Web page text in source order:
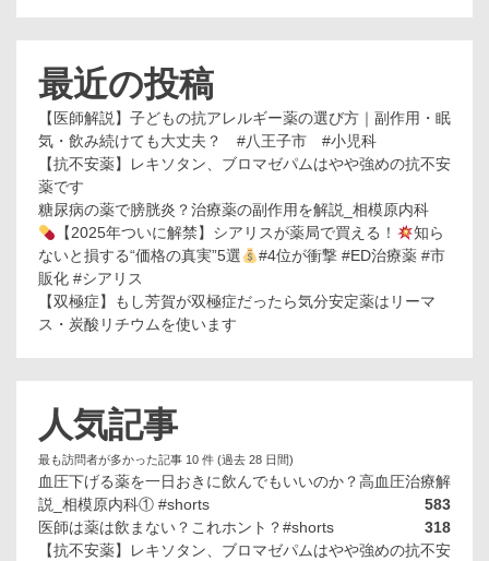
最近の投稿
【医師解説】子どもの抗アレルギー薬の選び方｜副作用・眠
気・飲み続けても大丈夫？ #八王子市 #小児科
【抗不安薬】レキソタン、ブロマゼパムはやや強めの抗不安
薬です
糖尿病の薬で膀胱炎？治療薬の副作用を解説_相模原内科
【2025年ついに解禁】シアリスが薬局で買える！
知ら
ないと損する“価格の真実”5選
#4位が衝撃 #ED治療薬 #市
販化 #シアリス
【双極症】もし芳賀が双極症だったら気分安定薬はリーマ
ス・炭酸リチウムを使います
人気記事
最も訪問者が多かった記事 10 件 (過去 28 日間)
血圧下げる薬を一日おきに飲んでもいいのか？高血圧治療解
説_相模原内科① #shorts
583
医師は薬は飲まない？これホント？#shorts
318
【抗不安薬】レキソタン、ブロマゼパムはやや強めの抗不安